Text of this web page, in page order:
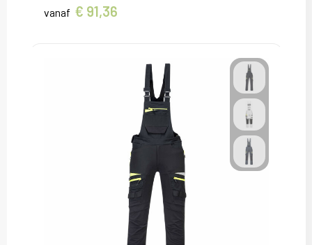
vanaf € 91,36